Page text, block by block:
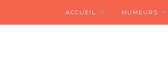
ACCUEIL HUMEURS